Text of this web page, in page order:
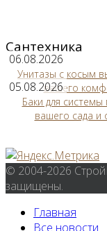
Сантехника
06.08.2026
Унитазы с косым
вашего
05.08.2026
Баки для системы
вашего сада и
© 2004-2026
защищены.
Главная
Все новости